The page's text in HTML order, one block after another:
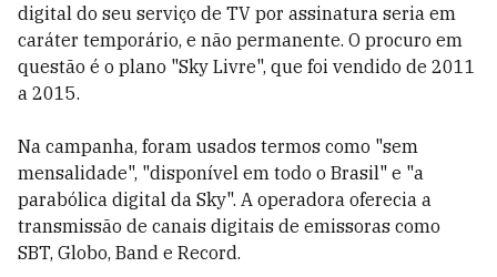
digital do seu serviço de TV por assinatura seria em
caráter temporário, e não permanente. O procuro em
questão é o plano "Sky Livre", que foi vendido de 2011
a 2015.
Na campanha, foram usados termos como "sem
mensalidade", "disponível em todo o Brasil" e "a
parabólica digital da Sky". A operadora oferecia a
transmissão de canais digitais de emissoras como
SBT, Globo, Band e Record.